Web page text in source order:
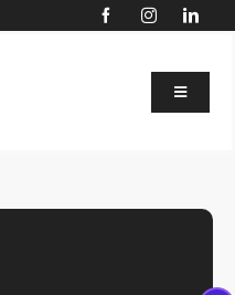
Toggle